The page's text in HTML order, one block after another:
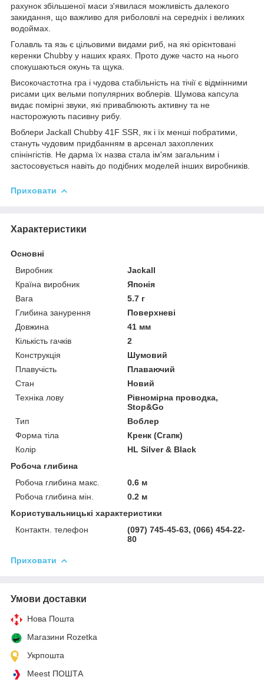
рахунок збільшеної маси з'явилася можливість далекого
закидання, що важливо для риболовлі на середніх і великих
водоймах.
Голавль та язь є цільовими видами риб, на які орієнтовані
керенки Chubby у наших краях. Прото дуже часто на нього
спокушаються окунь та щука.
Високочастотна гра і чудова стабільність на тічії є відмінними
рисами цих вельми популярних воблерів. Шумова капсула
видає помірні звуки, які приваблюють активну та не
насторожують пасивну рибу.
Воблери Jackall Chubby 41F SSR, як і їх менші побратими,
стануть чудовим придбанням в арсенал захоплених
спінінгістів. Не дарма їх назва стала ім'ям загальним і
застосовується навіть до подібних моделей інших виробників.
Приховати
Характеристики
Основні
Виробник
Jackall
Країна виробник
Японія
Вага
5.7 г
Глибина занурення
Поверхневі
Довжина
41 мм
Кількість гачків
2
Конструкція
Шумовий
Плавучість
Плаваючий
Стан
Новий
Техніка лову
Рівномірна проводка,
Stop&Go
Тип
Воблер
Форма тіла
Кренк (Сгапк)
Колір
HL Silver & Black
Робоча глибина
Робоча глибина макс.
0.6 м
Робоча глибина мін.
0.2 м
Користувальницькі характеристики
Контактн. телефон
(097) 745-45-63, (066) 454-22-
80
Приховати
Умови доставки
Нова Пошта
Магазини Rozetka
Укрпошта
Meest ПОШТА